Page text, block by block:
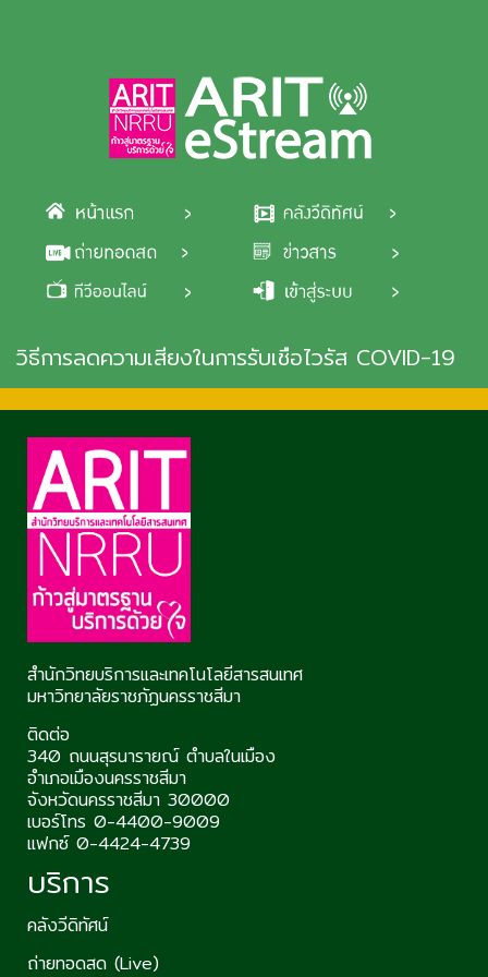
วิธีการลดความเสี่ยงในการรับเชื้อไวรัส COVID-19
สำนักวิทยบริการและเทคโนโลยีสารสนเทศ
มหาวิทยาลัยราชภัฏนครราชสีมา
ติดต่อ
340 ถนนสุรนารายณ์ ตำบลในเมือง
อำเภอเมืองนครราชสีมา
จังหวัดนครราชสีมา 30000
เบอร์โทร 0-4400-9009
แฟกซ์ 0-4424-4739
บริการ
คลังวีดิทัศน์
ถ่ายทอดสด (Live)